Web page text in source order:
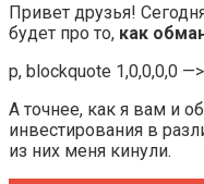
Привет друзья!
будет про то, как
p, blockquote 1,0,0,0,0 —>
А точнее, как я вам и
инвестирования в
из них меня кинули.